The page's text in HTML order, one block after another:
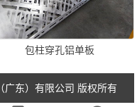
包柱穿孔铝单板
广东）有限公司 版权所有